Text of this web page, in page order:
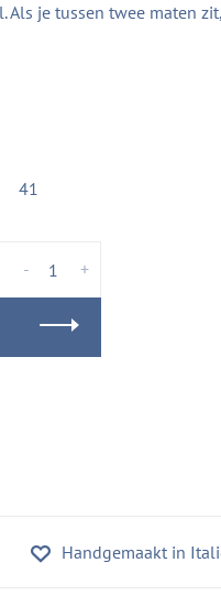
je tussen twee maten
41
+
-
Handgemaakt in